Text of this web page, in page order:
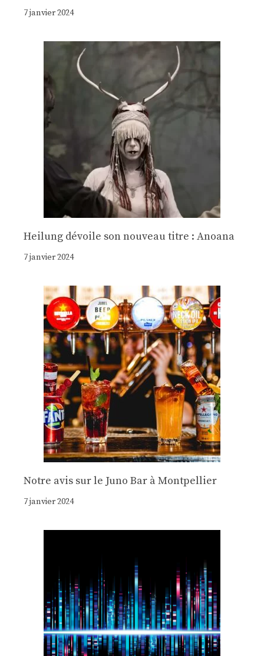
7 janvier 2024
Heilung dévoile son nouveau titre : Anoana
7 janvier 2024
Notre avis sur le Juno Bar à Montpellier
7 janvier 2024